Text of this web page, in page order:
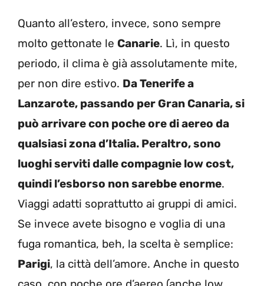
Quanto all’estero, invece, sono sempre
molto gettonate le Canarie. Lì, in questo
periodo, il clima è già assolutamente mite,
per non dire estivo. Da Tenerife a
Lanzarote, passando per Gran Canaria, si
può arrivare con poche ore di aereo da
qualsiasi zona d’Italia. Peraltro, sono
luoghi serviti dalle compagnie low cost,
quindi l’esborso non sarebbe enorme.
Viaggi adatti soprattutto ai gruppi di amici.
Se invece avete bisogno e voglia di una
fuga romantica, beh, la scelta è semplice:
Parigi, la città dell’amore. Anche in questo